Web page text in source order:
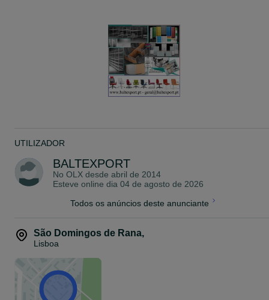
L.378 x P.500 x Alt.175mm
Referência;
BLD96F2
L.528 x P.500 x Alt.224mm
131,05E
154,98E
Armário de arquivo de desenho para A0 tamanhos estão
disponíveis, Planos de arquitetura, desenhos de engenharia,
plantas gráficos, mapas, obras de arte e outros grandes desenhos
podem ser facilmente arquivado e instantaneamente recuperados.
UTILIZADOR
BALTEXPORT
No OLX desde abril de 2014
Esteve online dia 04 de agosto de 2026
Todos os anúncios deste anunciante
São Domingos de Rana,
Lisboa